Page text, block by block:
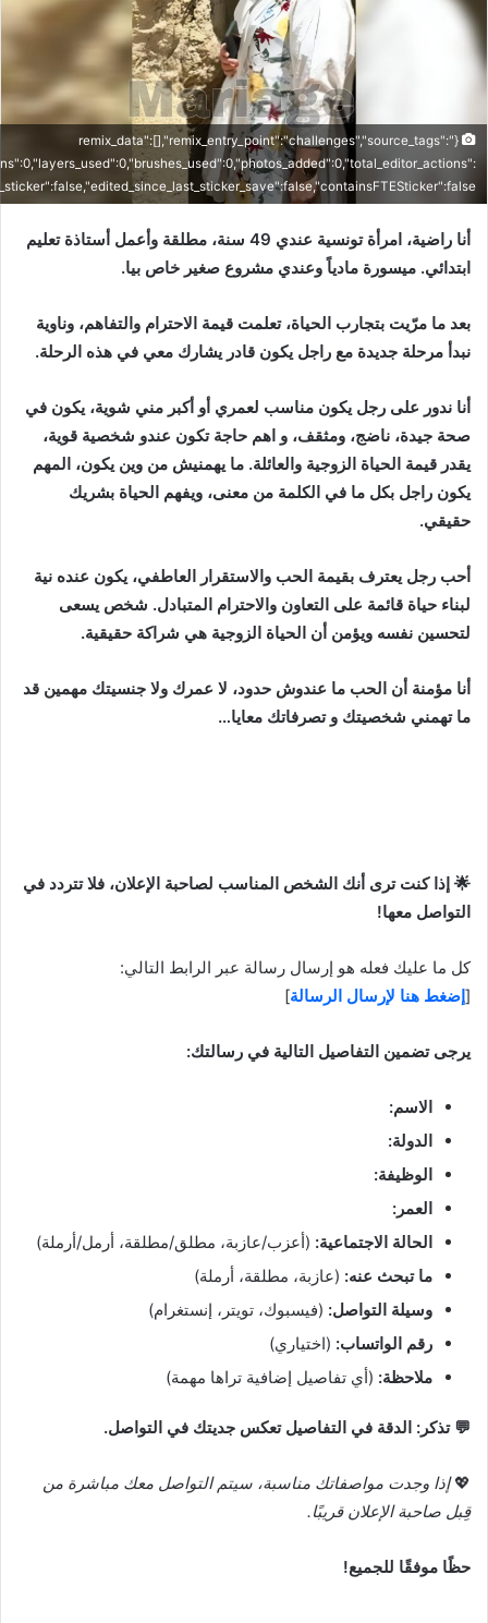
{"remix_data":[],"remix_entry_point":"challenges","source_tags":
أنا راضية، امرأة تونسية عندي 49 سنة، مطلقة وأعمل أستاذة تعليم
ابتدائي. ميسورة مادياً وعندي مشروع صغير خاص بيا.
بعد ما مرّيت بتجارب الحياة، تعلمت قيمة الاحترام والتفاهم، وناوية
نبدأ مرحلة جديدة مع راجل يكون قادر يشارك معي في هذه الرحلة.
أنا ندور على رجل يكون مناسب لعمري أو أكبر مني شوية، يكون في
صحة جيدة، ناضج، ومثقف، و اهم حاجة تكون عندو شخصية قوية،
يقدر قيمة الحياة الزوجية والعائلة. ما يهمنيش من وين يكون، المهم
يكون راجل بكل ما في الكلمة من معنى، ويفهم الحياة بشريك
حقيقي.
أحب رجل يعترف بقيمة الحب والاستقرار العاطفي، يكون عنده نية
لبناء حياة قائمة على التعاون والاحترام المتبادل. شخص يسعى
لتحسين نفسه ويؤمن أن الحياة الزوجية هي شراكة حقيقية.
أنا مؤمنة أن الحب ما عندوش حدود، لا عمرك ولا جنسيتك مهمين قد
ما تهمني شخصيتك و تصرفاتك معايا…
🌟 إذا كنت ترى أنك الشخص المناسب لصاحبة الإعلان، فلا تتردد في
التواصل معها!
كل ما عليك فعله هو إرسال رسالة عبر الرابط التالي:
[إضغط هنا لإرسال الرسالة]
يرجى تضمين التفاصيل التالية في رسالتك:
الاسم:
الدولة:
الوظيفة:
العمر:
الحالة الاجتماعية: (أعزب/عازبة، مطلق/مطلقة، أرمل/أرملة)
ما تبحث عنه: (عازبة، مطلقة، أرملة)
وسيلة التواصل: (فيسبوك، تويتر، إنستغرام)
رقم الواتساب: (اختياري)
ملاحظة: (أي تفاصيل إضافية تراها مهمة)
💬 تذكر: الدقة في التفاصيل تعكس جديتك في التواصل.
💖إذا وجدت مواصفاتك مناسبة، سيتم التواصل معك مباشرة من
قِبل صاحبة الإعلان قريبًا.
حظًا موفقًا للجميع!